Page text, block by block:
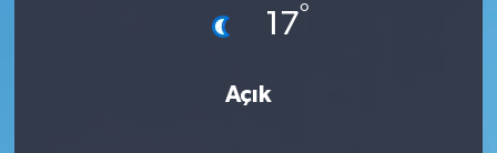
17°
Açık